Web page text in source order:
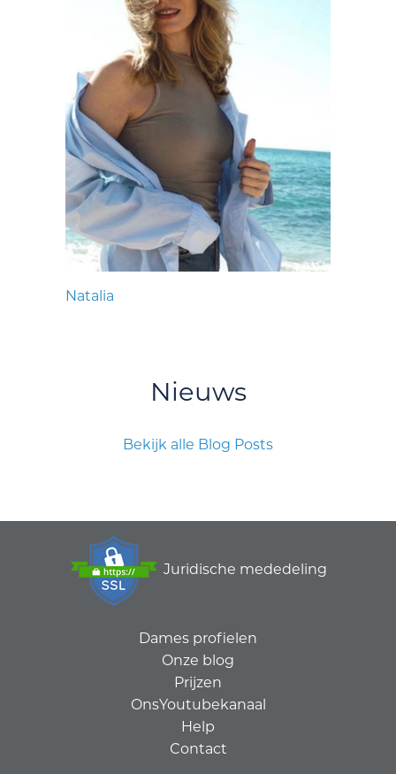
Natalia
Nieuws
Bekijk alle Blog Posts
Juridische mededeling
Dames profielen
Onze blog
Prijzen
OnsYoutubekanaal
Help
Contact